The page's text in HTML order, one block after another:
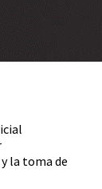
la toma de